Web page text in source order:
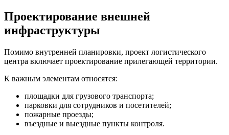
Проектирование внешней
инфраструктуры
Помимо внутренней планировки, проект логистического
центра включает проектирование прилегающей территории.
К важным элементам относятся:
площадки для грузового транспорта;
парковки для сотрудников и посетителей;
пожарные проезды;
въездные и выездные пункты контроля.